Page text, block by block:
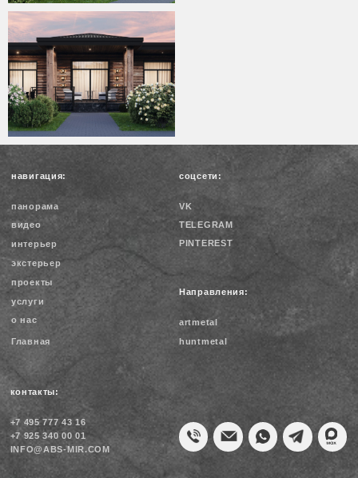
© 2004-2026 Архитектурное бюро M.I.R. Все права защищены,
согласно ГК РФ ст. 1225 — 1551 об авторском праве. Любое
копирование материалов сайта и элементов включая
изображения строго запрещены (А то знаем мы Вас! )
Политика конфиденциальности
+7 495 777 43 16
+7 925 340 00 01
INFO@ABS-MIR.COM
ОГРНИП 314774607901360
143082 Московская область,
Одинцовский район, д. Раздоры, дом 15/1
время работы: 11:00-19:00
адрес: